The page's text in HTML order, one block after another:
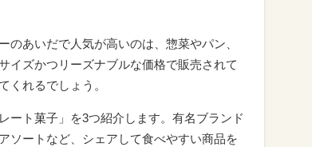
あいだで人気が高いのは、惣菜やパン、
イズかつリーズナブルな価格で販売されて
くれるでしょう。
ート菓子」を3つ紹介します。有名ブランド
ソートなど、シェアして食べやすい商品を